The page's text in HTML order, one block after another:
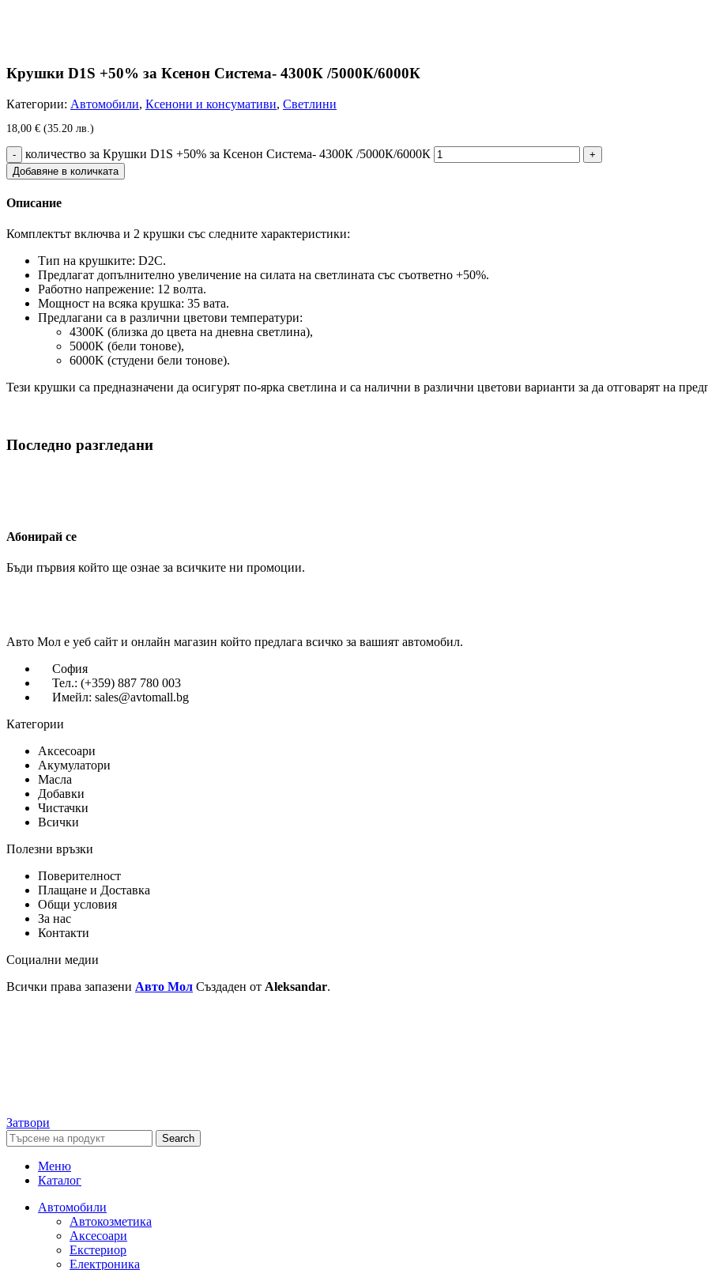
Крушки D1S +50% за Ксенон Система- 4300К /5000К/6000К
Категории: Автомобили, Ксенони и консумативи, Светлини
18,00 € (35.20 лв.)
количество за Крушки D1S +50% за Ксенон Система- 4300К /5000К/6000К
Добавяне в количката
Описание
Комплектът включва и 2 крушки със следните характеристики:
Тип на крушките: D2C.
Предлагат допълнително увеличение на силата на светлината със съответно +50%.
Работно напрежение: 12 волта.
Мощност на всяка крушка: 35 вата.
Предлагани са в различни цветови температури:
4300K (близка до цвета на дневна светлина),
5000K (бели тонове),
6000K (студени бели тонове).
Тези крушки са предназначени да осигурят по-ярка светлина и са налични в различни цветови варианти за да отговарят на
Последно разгледани
Абонирай се
Бъди първия който ще ознае за всичките ни промоции.
Авто Мол е уеб сайт и онлайн магазин който предлага всичко за вашият автомобил.
София
Тел.: (+359) 887 780 003
Имейл: sales@avtomall.bg
Категории
Аксесоари
Акумулатори
Масла
Добавки
Чистачки
Всички
Полезни връзки
Поверителност
Плащане и Доставка
Общи условия
За нас
Контакти
Социални медии
Всички права запазени Авто Мол Създаден от Aleksandar.
Затвори
Search
Меню
Каталог
Автомобили
Автокозметика
Аксесоари
Екстериор
Електроника